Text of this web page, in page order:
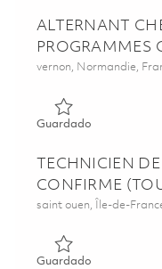
ALTERNANT
PROGRAMMES
Ubicación
vernon, Normandie,
GuardadoGuardado
TECHNICIEN
CONFIRME
Ubicación
saint ouen, Île-de-
GuardadoGuardado